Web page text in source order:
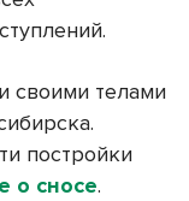
своими телами
постройки
о сносе.